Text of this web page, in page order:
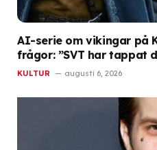
AI-serie om vikingar på
frågor: ”SVT har tappat
KULTUR augusti 6, 2026